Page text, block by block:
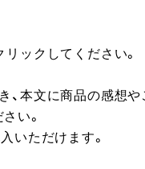
ックしてください。
本文に商品の感想や
い。
いただけます。